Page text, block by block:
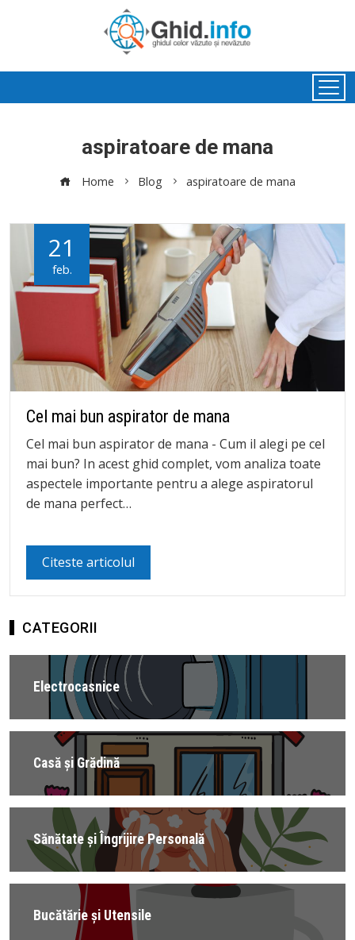
aspiratoare de mana
Home Blog aspiratoare de mana
21
feb.
Cel mai bun aspirator de mana
Cel mai bun aspirator de mana - Cum il alegi pe cel
mai bun? In acest ghid complet, vom analiza toate
aspectele importante pentru a alege aspiratorul
de mana perfect…
Citeste articolul
CATEGORII
Electrocasnice
Casă și Grădină
Sănătate și Îngrijire Personală
Bucătărie și Utensile